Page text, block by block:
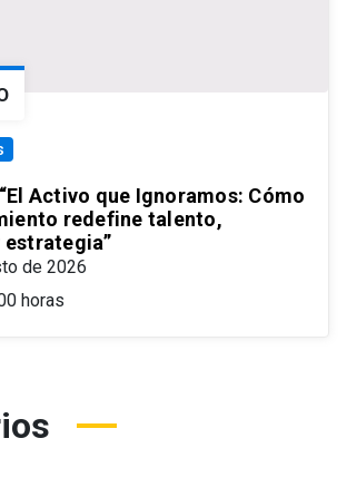
Activo que Ignoramos: Cómo
redefine talento,
estrategia”
de 2026
horas